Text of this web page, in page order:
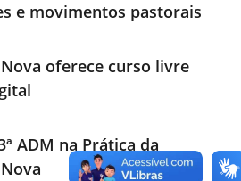
e movimentos pastorais
oferece curso livre
ADM na Prática da